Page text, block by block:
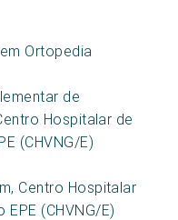
Ortopedia
de
Hospitalar de
(CHVNG/E)
Centro Hospitalar
(CHVNG/E)